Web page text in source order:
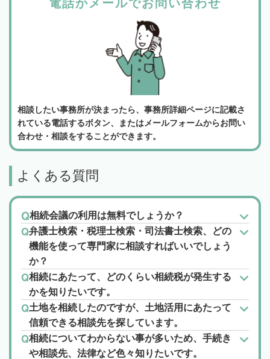
電話かメールでお問い合わせ
相談したい事務所が決まったら、事務所詳細ページに記載さ
れている電話するボタン、またはメールフォームからお問い
合わせ・相談をすることができます。
よくある質問
相続会議の利用は無料でしょうか？
弁護士検索・税理士検索・司法書士検索、どの
機能を使って専門家に相談すればいいでしょう
か？
相続にあたって、どのくらい相続税が発生する
かを知りたいです。
土地を相続したのですが、土地活用にあたって
信頼できる相談先を探しています。
相続についてわからない事が多いため、手続き
や相談先、法律など色々知りたいです。